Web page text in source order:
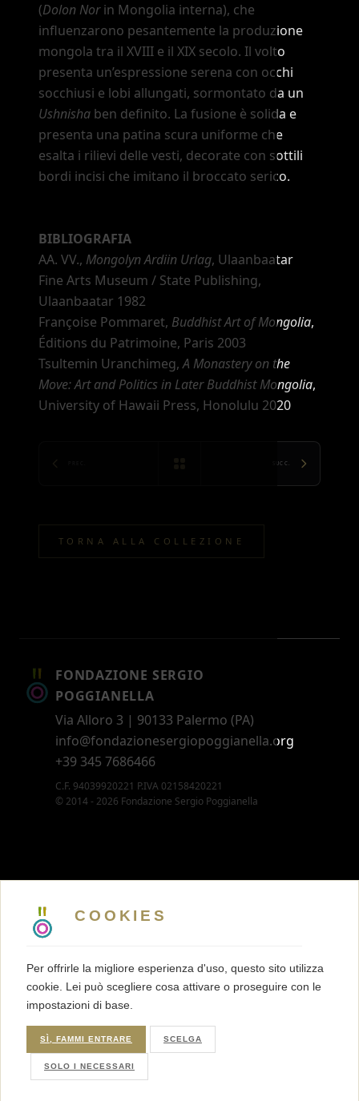
COOKIES
Per offrirle la migliore esperienza d'uso, questo sito utilizza
cookie. Lei può scegliere cosa attivare o proseguire con le
impostazioni di base.
SÌ, FAMMI ENTRARE SCELGA
SOLO I NECESSARI
(Dolon Norin Mongolia interna), che
influenzarono pesantemente la produzione
mongola tra il XVIII e il XIX secolo. Il volto
presenta un’espressione serena con occhi
socchiusi e lobi allungati, sormontato da un
Ushnisha ben definito. La fusione è solida e
presenta una patina scura uniforme che
esalta i rilievi delle vesti, decorate con sottili
bordi incisi che imitano il broccato serico.
BIBLIOGRAFIA
AA. VV., Mongolyn Ardiin Urlag, Ulaanbaatar
Fine Arts Museum / State Publishing,
Ulaanbaatar 1982
Françoise Pommaret, Buddhist Art of Mongolia,
Éditions du Patrimoine, Paris 2003
Tsultemin Uranchimeg,A Monastery on the
Move: Art and Politics in Later Buddhist Mongolia,
University of Hawaii Press, Honolulu 2020
SUCC.
TORNA ALLA COLLEZIONE
FONDAZIONE SERGIO
POGGIANELLA
Via Alloro 3 | 90133 Palermo (PA)
info@fondazionesergiopoggianella.org
+39 345 7686466
C.F. 94039920221 P.IVA 02158420221
© 2014 - 2026 Fondazione Sergio Poggianella
5 X MILLE
MEMBERSHIP
TRASPARENZA
TERMINI E CONDIZIONI
PRIVACY
COOKIES